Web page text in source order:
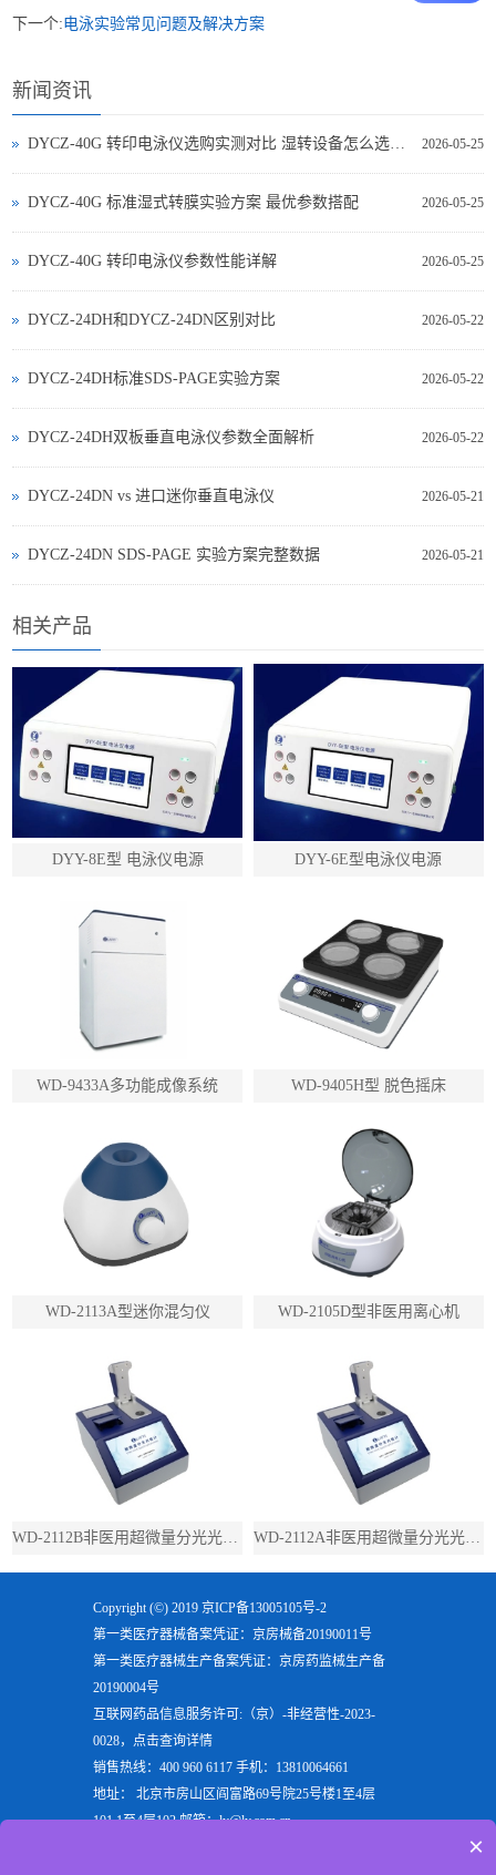
下一个:电泳实验常见问题及解决方案
新闻资讯
2026-05-25
DYCZ-40G 转印电泳仪选购实测对比 湿转设备怎么选不踩坑
2026-05-25
DYCZ-40G 标准湿式转膜实验方案 最优参数搭配
2026-05-25
DYCZ-40G 转印电泳仪参数性能详解
2026-05-22
DYCZ-24DH和DYCZ-24DN区别对比
2026-05-22
DYCZ-24DH标准SDS-PAGE实验方案
2026-05-22
DYCZ-24DH双板垂直电泳仪参数全面解析
2026-05-21
DYCZ‑24DN vs 进口迷你垂直电泳仪
2026-05-21
DYCZ‑24DN SDS‑PAGE 实验方案完整数据
相关产品
DYY-8E型 电泳仪电源 DYY-6E型电泳仪电源
WD-9433A多功能成像系统 WD-9405H型 脱色摇床
WD-2113A型迷你混匀仪 WD-2105D型非医用离心机
WD-2112B非医用超微量分光光度计（带荧光） WD-2112A非医用超微量分光光度计（不带荧光）
Copyright (©) 2019 京ICP备13005105号-2
第一类医疗器械备案凭证：京房械备20190011号
第一类医疗器械生产备案凭证：京房药监械生产备
20190004号
互联网药品信息服务许可:（京）-非经营性-2023-
0028，点击查询详情
销售热线：400 960 6117 手机：13810064661
地址： 北京市房山区阎富路69号院25号楼1至4层
101,1至4层102 邮箱：ly@ly.com.cn
×